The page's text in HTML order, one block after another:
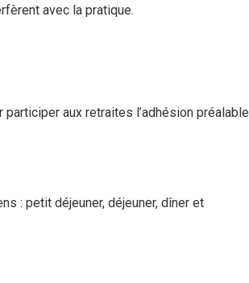
avec la pratique.
aux retraites l’adhésion préalable
: petit déjeuner, déjeuner, dîner et